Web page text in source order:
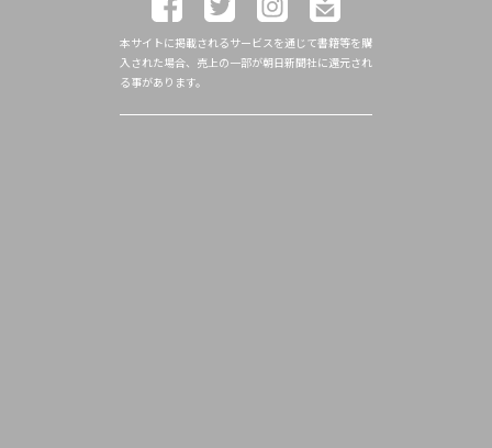
本サイトに掲載されるサービスを通じて書籍等を購
入された場合、売上の一部が朝日新聞社に還元され
る事があります。